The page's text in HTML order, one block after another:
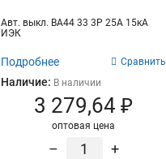
Авт. выкл. ВА44 33 3Р 25А 15кА
ИЭК
Подробнее Сравнить
Наличие: В наличии
3 279,64 ₽
оптовая цена
– +